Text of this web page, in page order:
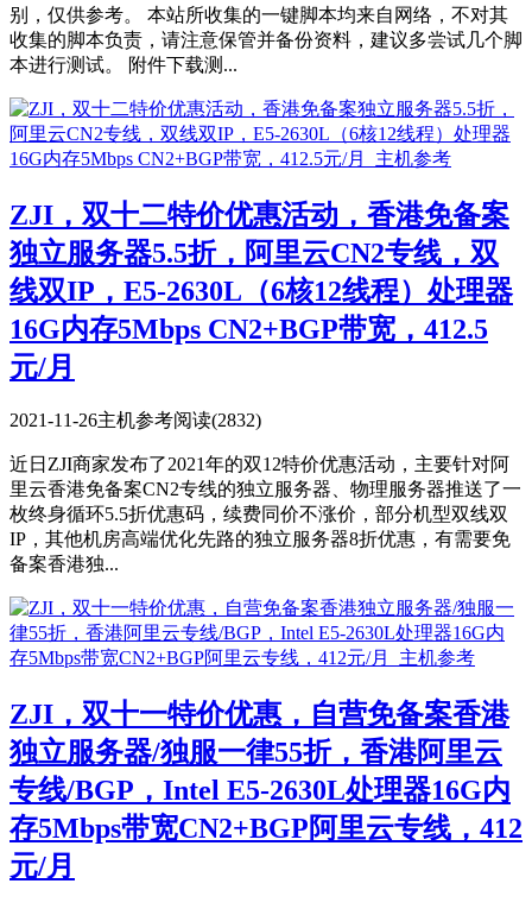
别，仅供参考。 本站所收集的一键脚本均来自网络，不对其
收集的脚本负责，请注意保管并备份资料，建议多尝试几个脚
本进行测试。 附件下载测...
ZJI，双十二特价优惠活动，香港免备案
独立服务器5.5折，阿里云CN2专线，双
线双IP，E5-2630L（6核12线程）处理器
16G内存5Mbps CN2+BGP带宽，412.5
元/月
2021-11-26主机参考阅读(2832)
近日ZJI商家发布了2021年的双12特价优惠活动，主要针对阿
里云香港免备案CN2专线的独立服务器、物理服务器推送了一
枚终身循环5.5折优惠码，续费同价不涨价，部分机型双线双
IP，其他机房高端优化先路的独立服务器8折优惠，有需要免
备案香港独...
ZJI，双十一特价优惠，自营免备案香港
独立服务器/独服一律55折，香港阿里云
专线/BGP，Intel E5-2630L处理器16G内
存5Mbps带宽CN2+BGP阿里云专线，412
元/月